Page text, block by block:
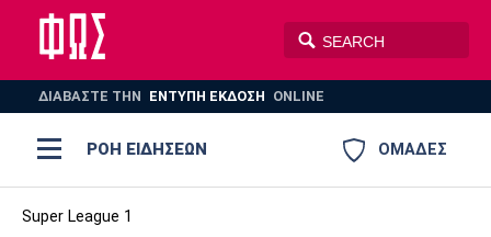
ΔΙΑΒΑΣΤΕ THN ΕΝΤΥΠΗ ΕΚΔΟΣΗ ONLINE
ΟΜΑΔΕΣ
ΡΟΗ ΕΙΔΗΣΕΩΝ
ΠΟΔΟΣΦΑΙΡΟ
Ποδόσφαιρο
Super League 1